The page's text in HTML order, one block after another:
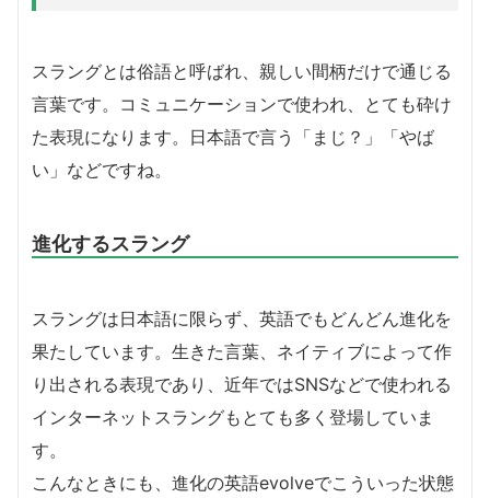
スラングとは俗語と呼ばれ、親しい間柄だけで通じる
言葉です。コミュニケーションで使われ、とても砕け
た表現になります。日本語で言う「まじ？」「やば
い」などですね。
進化するスラング
スラングは日本語に限らず、英語でもどんどん進化を
果たしています。生きた言葉、ネイティブによって作
り出される表現であり、近年ではSNSなどで使われる
インターネットスラングもとても多く登場していま
す。
こんなときにも、進化の英語evolveでこういった状態